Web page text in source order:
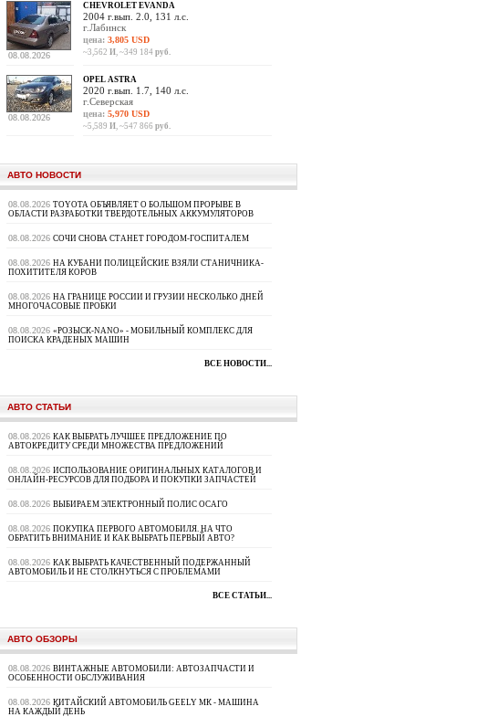
08.08.2026
CHEVROLET EVANDA
2004 г.вып. 2.0, 131 л.с.
г.Лабинск
цена: 3,805 USD
~3,562 И, ~349 184 руб.
08.08.2026
OPEL ASTRA
2020 г.вып. 1.7, 140 л.с.
г.Северская
цена: 5,970 USD
~5,589 И, ~547 866 руб.
АВТО НОВОСТИ
08.08.2026 TOYOTA ОБЪЯВЛЯЕТ О БОЛЬШОМ ПРОРЫВЕ В
ОБЛАСТИ РАЗРАБОТКИ ТВЕРДОТЕЛЬНЫХ АККУМУЛЯТОРОВ
08.08.2026 СОЧИ СНОВА СТАНЕТ ГОРОДОМ-ГОСПИТАЛЕМ
08.08.2026 НА КУБАНИ ПОЛИЦЕЙСКИЕ ВЗЯЛИ СТАНИЧНИКА-
ПОХИТИТЕЛЯ КОРОВ
08.08.2026 НА ГРАНИЦЕ РОССИИ И ГРУЗИИ НЕСКОЛЬКО ДНЕЙ
МНОГОЧАСОВЫЕ ПРОБКИ
08.08.2026 «РОЗЫСК-NANO» - МОБИЛЬНЫЙ КОМПЛЕКС ДЛЯ
ПОИСКА КРАДЕНЫХ МАШИН
ВСЕ НОВОСТИ...
АВТО СТАТЬИ
08.08.2026 КАК ВЫБРАТЬ ЛУЧШЕЕ ПРЕДЛОЖЕНИЕ ПО
АВТОКРЕДИТУ СРЕДИ МНОЖЕСТВА ПРЕДЛОЖЕНИЙ
08.08.2026 ИСПОЛЬЗОВАНИЕ ОРИГИНАЛЬНЫХ КАТАЛОГОВ И
ОНЛАЙН-РЕСУРСОВ ДЛЯ ПОДБОРА И ПОКУПКИ ЗАПЧАСТЕЙ
08.08.2026 ВЫБИРАЕМ ЭЛЕКТРОННЫЙ ПОЛИС ОСАГО
08.08.2026 ПОКУПКА ПЕРВОГО АВТОМОБИЛЯ. НА ЧТО
ОБРАТИТЬ ВНИМАНИЕ И КАК ВЫБРАТЬ ПЕРВЫЙ АВТО?
08.08.2026 КАК ВЫБРАТЬ КАЧЕСТВЕННЫЙ ПОДЕРЖАННЫЙ
АВТОМОБИЛЬ И НЕ СТОЛКНУТЬСЯ С ПРОБЛЕМАМИ
ВСЕ СТАТЬИ...
АВТО ОБЗОРЫ
08.08.2026 ВИНТАЖНЫЕ АВТОМОБИЛИ: АВТОЗАПЧАСТИ И
ОСОБЕННОСТИ ОБСЛУЖИВАНИЯ
08.08.2026 КИТАЙСКИЙ АВТОМОБИЛЬ GEELY МК - МАШИНА
НА КАЖДЫЙ ДЕНЬ